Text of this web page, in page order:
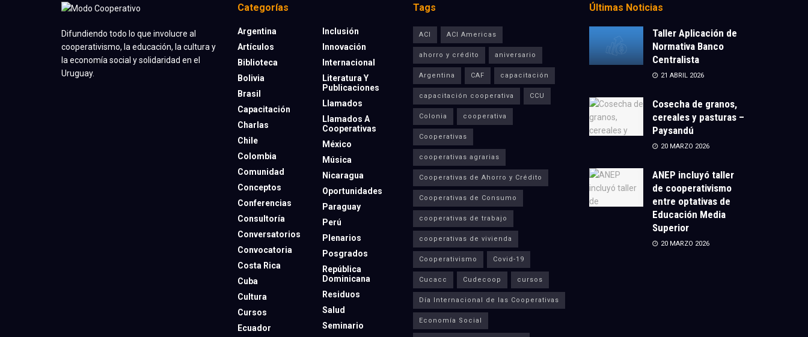
Difundiendo todo lo que involucre al
cooperativismo, la educación, la cultura y
la economía social y solidaridad en el
Uruguay.
Categorías
Argentina
Artículos
Biblioteca
Bolivia
Brasil
Capacitación
Charlas
Chile
Colombia
Comunidad
Conceptos
Conferencias
Consultoría
Conversatorios
Convocatoria
Costa Rica
Cuba
Cultura
Cursos
Ecuador
Inclusión
Innovación
Internacional
Literatura Y
Publicaciones
Llamados
Llamados A
Cooperativas
México
Música
Nicaragua
Oportunidades
Paraguay
Perú
Plenarios
Posgrados
República
Dominicana
Residuos
Salud
Seminario
Tags
ACI ACI Americas
ahorro y crédito aniversario
Argentina CAF capacitación
capacitación cooperativa CCU
Colonia cooperativa
Cooperativas
cooperativas agrarias
Cooperativas de Ahorro y Crédito
Cooperativas de Consumo
cooperativas de trabajo
cooperativas de vivienda
Cooperativismo Covid-19
Cucacc Cudecoop cursos
Día Internacional de las Cooperativas
Economía Social
Últimas Noticias
Taller Aplicación de
Normativa Banco
Centralista
21 ABRIL 2026
Cosecha de granos,
cereales y pasturas –
Paysandú
20 MARZO 2026
ANEP incluyó taller
de cooperativismo
entre optativas de
Educación Media
Superior
20 MARZO 2026